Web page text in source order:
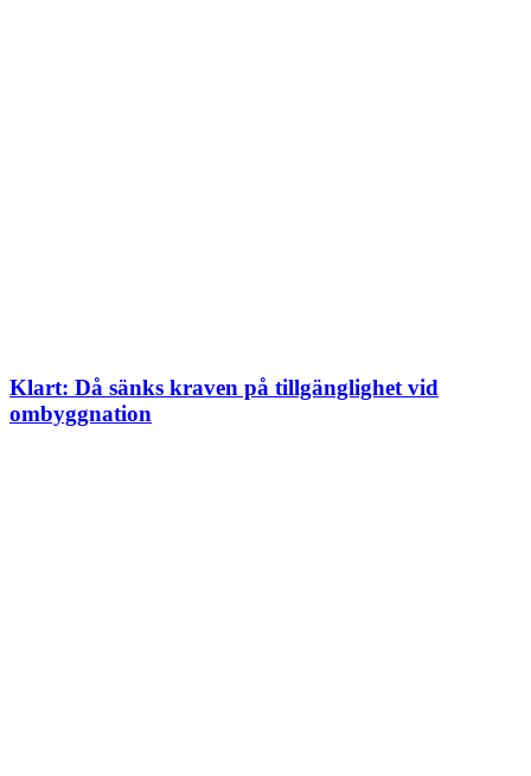
Klart: Då sänks kraven på tillgänglighet vid
ombyggnation